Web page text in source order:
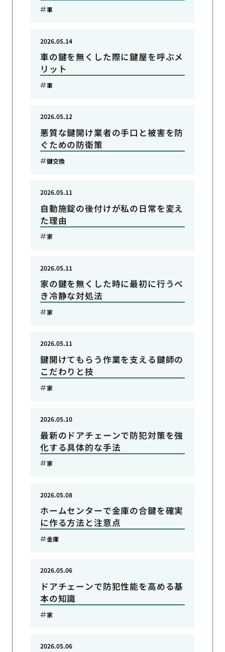
車
車の鍵を無くした際に鍵屋を呼ぶメ
リット
2026.05.14
車
悪質な鍵開け業者の手口と被害を防
ぐための防衛策
2026.05.12
鍵交換
自動施錠の後付けが私の日常を変え
た理由
2026.05.11
家
家の鍵を無くした時に最初に行うべ
き冷静な対処法
2026.05.11
家
鍵開けてもらう作業を支える鍵師の
こだわりと技
2026.05.11
家
最新のドアチェーンで防犯対策を強
化する具体的な手法
2026.05.10
家
ホームセンターで金庫の合鍵を確実
に作る方法と注意点
2026.05.08
金庫
ドアチェーンで防犯性能を高める基
本の知識
2026.05.06
家
2026.05.06